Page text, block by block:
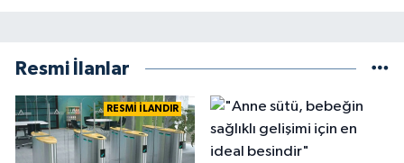
Resmi İlanlar
RESMİ İLANDIR